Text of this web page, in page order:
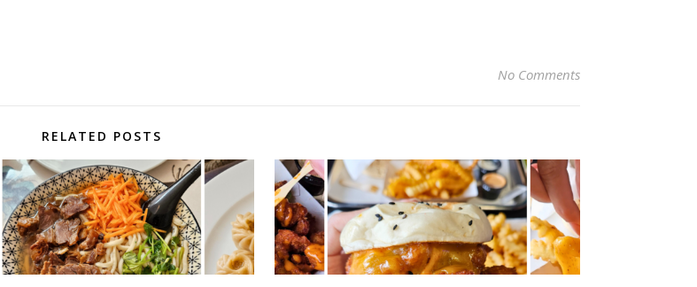
No Comments
RELATED POSTS